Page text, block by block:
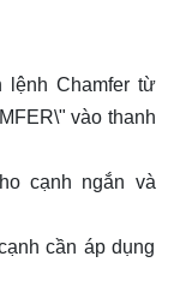
lệnh Chamfer từ
vào thanh
cạnh ngắn và
cần áp dụng